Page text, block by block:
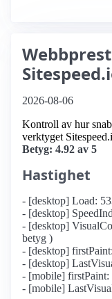
2026-08-06
Kontroll av hur
verktyget
Betyg: 4.92 av 5
Hastighet
- [desktop] Load:
- [desktop]
- [desktop]
betyg )
- [desktop]
- [desktop]
- [mobile] firstPaint:
- [mobile]